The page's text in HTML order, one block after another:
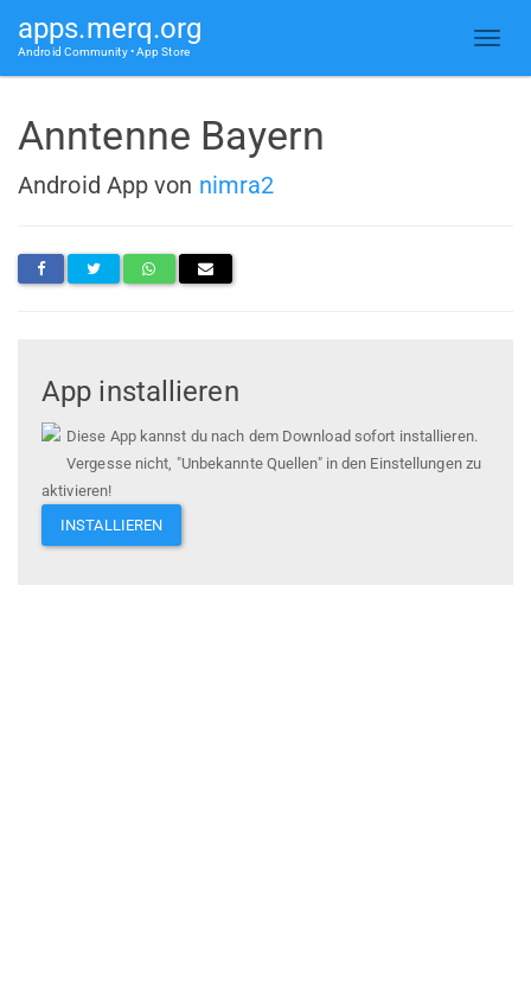
apps.merq.org
Android Community • App Store
Anntenne Bayern
Android App von nimra2
App installieren
Diese App kannst du nach dem Download sofort installieren.
Vergesse nicht, "Unbekannte Quellen" in den Einstellungen zu
aktivieren!
INSTALLIEREN